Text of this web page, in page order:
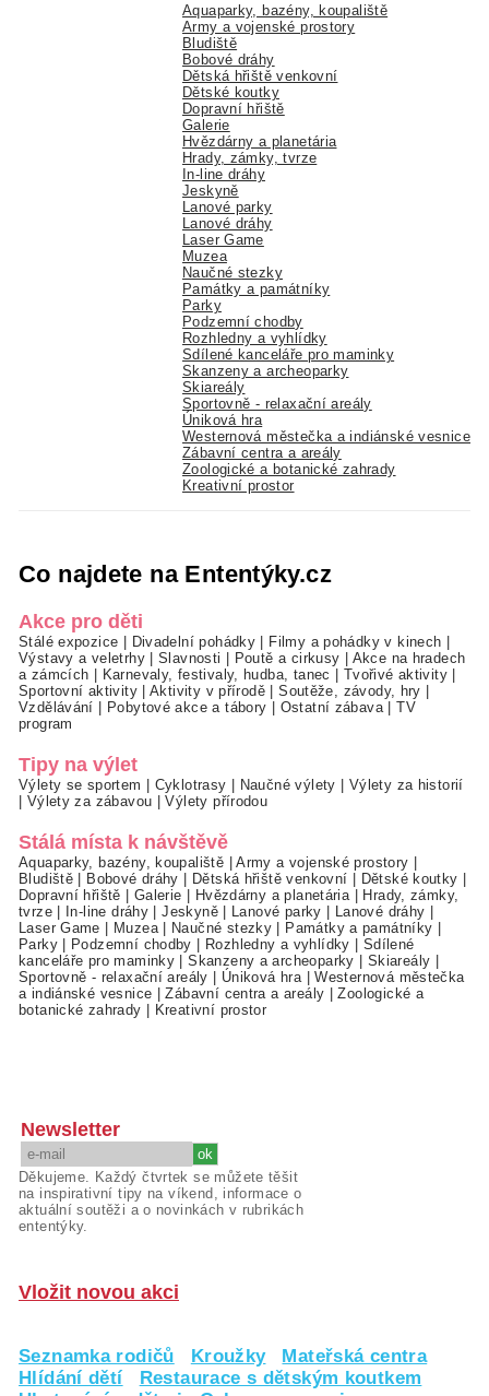
Aquaparky, bazény, koupaliště
Army a vojenské prostory
Bludiště
Bobové dráhy
Dětská hřiště venkovní
Dětské koutky
Dopravní hřiště
Galerie
Hvězdárny a planetária
Hrady, zámky, tvrze
In-line dráhy
Jeskyně
Lanové parky
Lanové dráhy
Laser Game
Muzea
Naučné stezky
Památky a památníky
Parky
Podzemní chodby
Rozhledny a vyhlídky
Sdílené kanceláře pro maminky
Skanzeny a archeoparky
Skiareály
Sportovně - relaxační areály
Úniková hra
Westernová městečka a indiánské vesnice
Zábavní centra a areály
Zoologické a botanické zahrady
Kreativní prostor
Co najdete na Ententýky.cz
Akce pro děti
Stálé expozice | Divadelní pohádky | Filmy a pohádky v kinech |
Výstavy a veletrhy|Slavnosti | Poutě a cirkusy | Akce na hradech
a zámcích | Karnevaly, festivaly, hudba, tanec | Tvořivé aktivity |
Sportovní aktivity|Aktivity v přírodě |Soutěže, závody, hry |
Vzdělávání | Pobytové akce a tábory | Ostatní zábava |TV
program
Tipy na výlet
Výlety se sportem | Cyklotrasy | Naučné výlety | Výlety za historií
| Výlety za zábavou |Výlety přírodou
Stálá místa k návštěvě
Aquaparky, bazény, koupaliště |Army a vojenské prostory |
Bludiště | Bobové dráhy | Dětská hřiště venkovní | Dětské koutky |
Dopravní hřiště | Galerie | Hvězdárny a planetária | Hrady, zámky,
tvrze| In-line dráhy |Jeskyně| Lanové parky | Lanové dráhy |
Laser Game | Muzea| Naučné stezky | Památky a památníky |
Parky| Podzemní chodby | Rozhledny a vyhlídky | Sdílené
kanceláře pro maminky |Skanzeny a archeoparky | Skiareály |
Sportovně - relaxační areály | Úniková hra |Westernová městečka
a indiánské vesnice |Zábavní centra a areály |Zoologické a
botanické zahrady | Kreativní prostor
Newsletter
Děkujeme. Každý čtvrtek se můžete těšit
na inspirativní tipy na víkend, informace o
aktuální soutěži a o novinkách v rubrikách
ententýky.
Vložit novou akci
Seznamka rodičů Kroužky
Mateřská centra
Hlídání dětí
Restaurace s dětským koutkem